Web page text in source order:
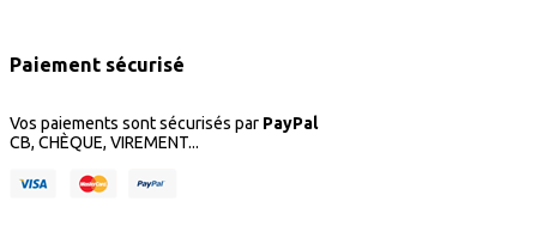
Paiement sécurisé
Vos paiements sont sécurisés par PayPal
CB, CHÈQUE, VIREMENT...